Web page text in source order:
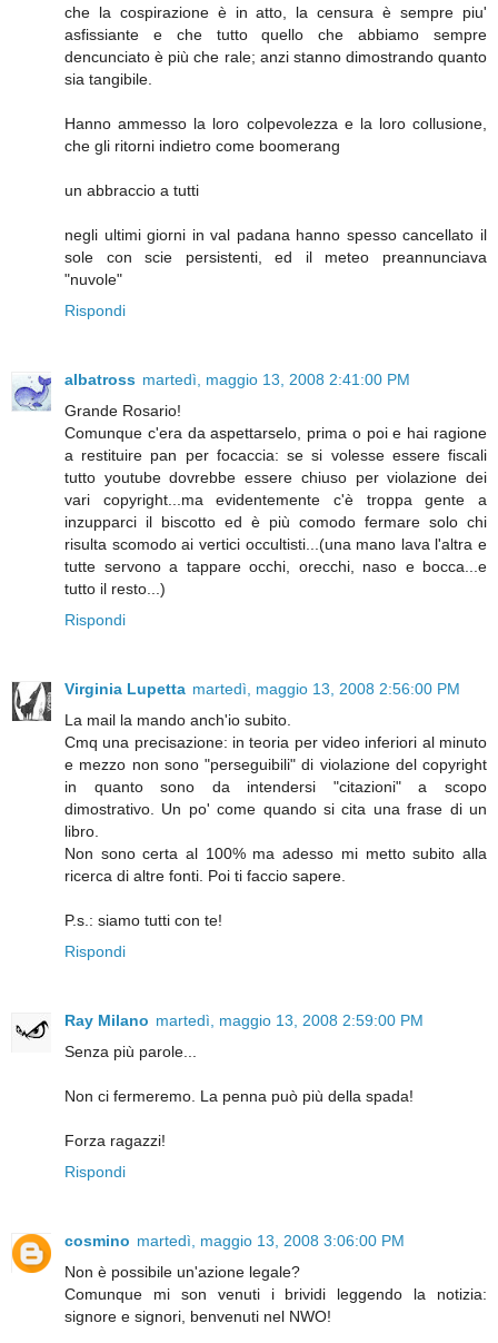
che la cospirazione è in atto, la censura è sempre piu'
asfissiante e che tutto quello che abbiamo sempre
dencunciato è più che rale; anzi stanno dimostrando quanto
sia tangibile.
Hanno ammesso la loro colpevolezza e la loro collusione,
che gli ritorni indietro come boomerang
un abbraccio a tutti
negli ultimi giorni in val padana hanno spesso cancellato il
sole con scie persistenti, ed il meteo preannunciava
"nuvole"
Rispondi
albatross martedì, maggio 13, 2008 2:41:00 PM
Grande Rosario!
Comunque c'era da aspettarselo, prima o poi e hai ragione
a restituire pan per focaccia: se si volesse essere fiscali
tutto youtube dovrebbe essere chiuso per violazione dei
vari copyright...ma evidentemente c'è troppa gente a
inzupparci il biscotto ed è più comodo fermare solo chi
risulta scomodo ai vertici occultisti...(una mano lava l'altra e
tutte servono a tappare occhi, orecchi, naso e bocca...e
tutto il resto...)
Rispondi
Virginia Lupetta martedì, maggio 13, 2008 2:56:00 PM
La mail la mando anch'io subito.
Cmq una precisazione: in teoria per video inferiori al minuto
e mezzo non sono "perseguibili" di violazione del copyright
in quanto sono da intendersi "citazioni" a scopo
dimostrativo. Un po' come quando si cita una frase di un
libro.
Non sono certa al 100% ma adesso mi metto subito alla
ricerca di altre fonti. Poi ti faccio sapere.
P.s.: siamo tutti con te!
Rispondi
Ray Milano martedì, maggio 13, 2008 2:59:00 PM
Senza più parole...
Non ci fermeremo. La penna può più della spada!
Forza ragazzi!
Rispondi
cosmino martedì, maggio 13, 2008 3:06:00 PM
Non è possibile un'azione legale?
Comunque mi son venuti i brividi leggendo la notizia:
signore e signori, benvenuti nel NWO!